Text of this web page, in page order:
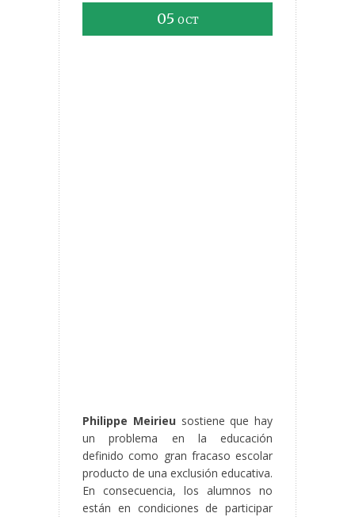
05 OCT
Philippe Meirieusostiene que hay
un problema en la educación
definido como gran fracaso escolar
producto de una exclusión educativa.
En consecuencia, los alumnos no
están en condiciones de participar